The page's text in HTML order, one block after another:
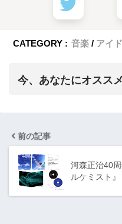
CATEGORY : 音楽 アイ
今、あなたにオススメ
前の記事
河森正治40
ルケミスト』